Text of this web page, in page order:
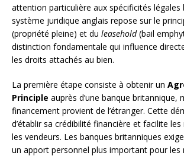
attention particulière aux spécificités légales
système juridique anglais repose sur le
(propriété pleine) et du leasehold(bail
distinction fondamentale qui influence
les droits attachés au bien.
La première étape consiste à obtenir un
Principle auprès d’une banque britannique,
financement provient de l’étranger. Cette
d’établir sa crédibilité financière et facilite
les vendeurs. Les banques britanniques
un apport personnel plus important pour les